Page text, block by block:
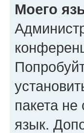
Моего
пакета
язык.